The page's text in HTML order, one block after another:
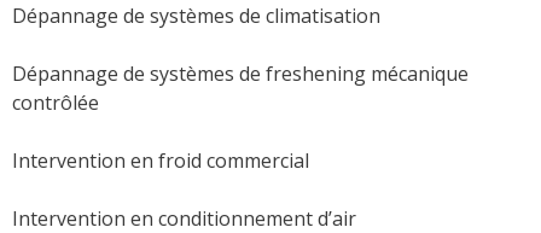
Dépannage de systèmes de climatisation
Dépannage de systèmes de freshening mécanique
contrôlée
Intervention en froid commercial
Intervention en conditionnement d’air